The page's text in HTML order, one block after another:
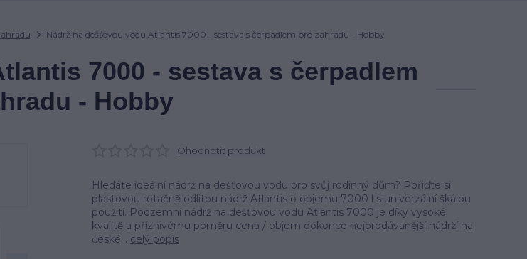
Nádrž na dešťovou vodu Atlantis 7000 - sestava s čerpadlem pro zahradu - Hobby
7000 - sestava s čerpadlem
- Hobby
Ohodnotit produkt
Hledáte ideální nádrž na dešťovou vodu pro svůj rodinný dům? Pořiďte si
plastovou rotačně odlitou nádrž Atlantis o objemu 7000 l s univerzální škálou
použití. Podzemní nádrž na dešťovou vodu Atlantis 7000 je díky vysoké
kvalitě a příznivému poměru cena / objem dokonce nejprodávanější nádrží na
české... celý popis